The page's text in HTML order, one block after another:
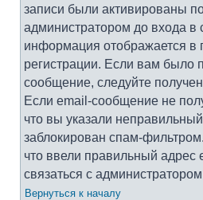
записи были активированы
администратором до входа в
информация отображается в
регистрации. Если вам было
сообщение, следуйте
Если email-сообщение не
что вы указали
заблокирован спам-
что ввели правильный адрес
связаться с
Вернуться к началу